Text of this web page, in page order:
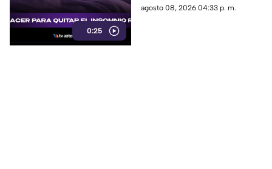
0:25
especialmente reducir la
agosto 08, 2026 04:33 p. m.